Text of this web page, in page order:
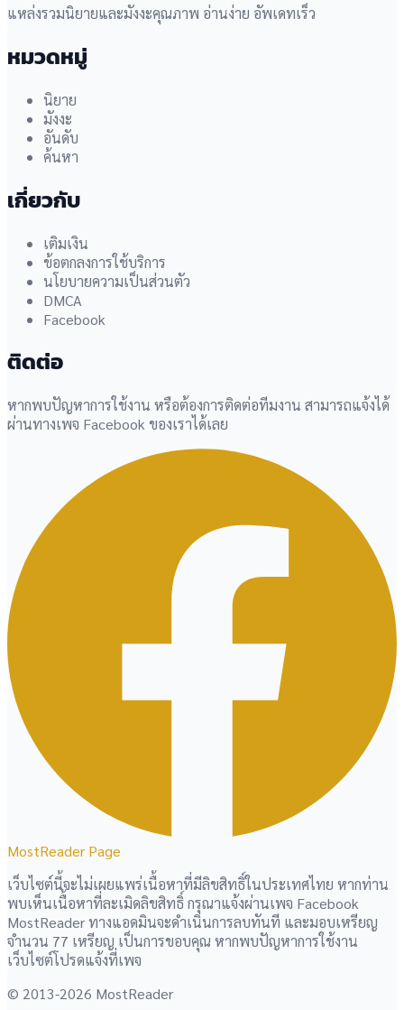
แหล่งรวมนิยายและมังงะคุณภาพ อ่านง่าย อัพเดทเร็ว
หมวดหมู่
นิยาย
มังงะ
อันดับ
ค้นหา
เกี่ยวกับ
เติมเงิน
ข้อตกลงการใช้บริการ
นโยบายความเป็นส่วนตัว
DMCA
Facebook
ติดต่อ
หากพบปัญหาการใช้งาน หรือต้องการติดต่อทีมงาน สามารถแจ้งได้
ผ่านทางเพจ Facebook ของเราได้เลย
MostReader Page
เว็บไซต์นี้จะไม่เผยแพร่เนื้อหาที่มีลิขสิทธิ์ในประเทศไทย หากท่าน
พบเห็นเนื้อหาที่ละเมิดลิขสิทธิ์ กรุณาแจ้งผ่านเพจ Facebook
MostReader ทางแอดมินจะดำเนินการลบทันที และมอบเหรียญ
จำนวน 77 เหรียญ เป็นการขอบคุณ หากพบปัญหาการใช้งาน
เว็บไซต์โปรดแจ้งที่เพจ
© 2013-2026 MostReader